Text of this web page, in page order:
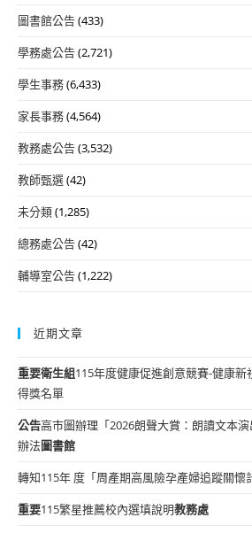
圖書館公告(433)
學務處公告(2,721)
學生事務(6,433)
家長事務(4,564)
教務處公告(3,532)
教師甄選(42)
未分類(1,285)
總務處公告(42)
輔導室公告(1,222)
近期文章
重要衛生組115年度健康促進創意競賽-健康
得獎名單
公告高市圖辦理「2026朗聲大賞：朗讀文本
辦法圖書館
轉知115年 度「周產期高風險孕產婦追蹤關懷
重要115繁星推薦校內選填說明教務處